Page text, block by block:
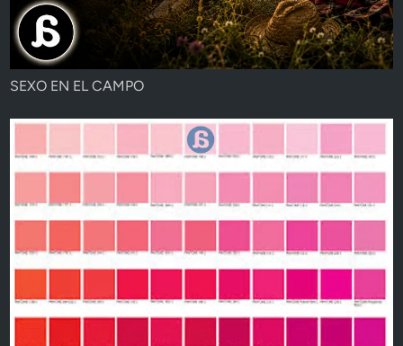
SEXO EN EL CAMPO